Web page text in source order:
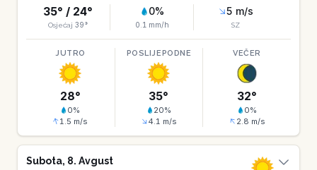
35° / 24°
Osjećaj 39°
0%
0.1 mm/h
5 m/s
SZ
JUTRO
28°
0%
1.5 m/s
POSLIJEPODNE
35°
20%
4.1 m/s
VEČER
32°
0%
2.8 m/s
Subota, 8. Avgust